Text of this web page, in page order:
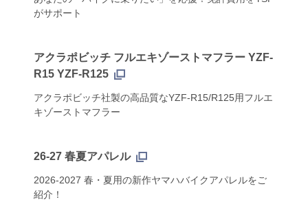
がサポート
アクラポビッチ フルエキゾーストマフラー YZF-
R15 YZF-R125
アクラポビッチ社製の高品質なYZF-R15/R125用フルエ
キゾーストマフラー
26-27 春夏アパレル
2026-2027 春・夏用の新作ヤマハバイクアパレルをご
紹介！